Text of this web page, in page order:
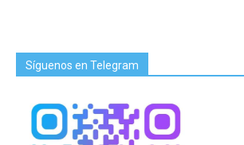
Síguenos en Telegram